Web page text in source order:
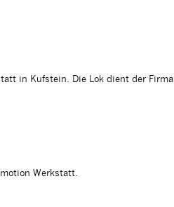
in Kufstein. Die Lok dient der Firma
Werkstatt.